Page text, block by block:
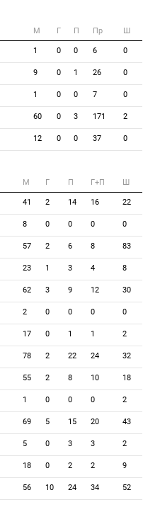
M Г П Пр Ш
1 0 0 6 0
9 0 1 26 0
1 0 0 7 0
60 0 3 171 2
12 0 0 37 0
M Г П Г+П Ш
41 2 14 16 22
8 0 0 0 0
57 2 6 8 83
23 1 3 4 8
62 3 9 12 30
2 0 0 0 0
17 0 1 1 2
78 2 22 24 32
55 2 8 10 18
1 0 0 0 2
69 5 15 20 43
5 0 3 3 2
18 0 2 2 9
56 10 24 34 52